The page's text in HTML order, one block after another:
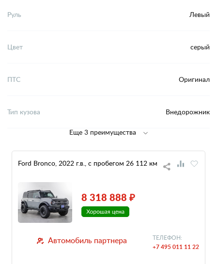
Руль Левый
Цвет серый
ПТС Оригинал
Тип кузова Внедорожник
Еще 3 преимущества
Ford Bronco, 2022 г.в., с пробегом 26 112 км
8 318 888 ₽
Автомобиль партнера ТЕЛЕФОН:
+7 495 011 11 22